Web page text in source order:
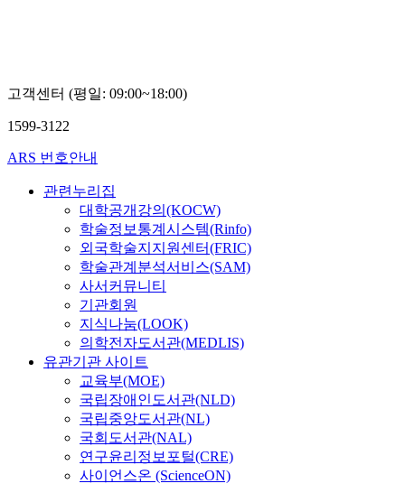
고객센터 (평일: 09:00~18:00)
1599-3122
ARS 번호안내
관련누리집
대학공개강의(KOCW)
학술정보통계시스템(Rinfo)
외국학술지지원센터(FRIC)
학술관계분석서비스(SAM)
사서커뮤니티
기관회원
지식나눔(LOOK)
의학전자도서관(MEDLIS)
유관기관 사이트
교육부(MOE)
국립장애인도서관(NLD)
국립중앙도서관(NL)
국회도서관(NAL)
연구윤리정보포털(CRE)
사이언스온 (ScienceON)